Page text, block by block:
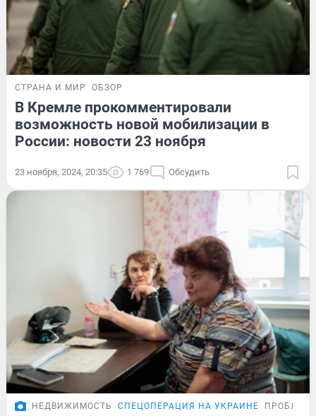
СТРАНА И МИР ОБЗОР
В Кремле прокомментировали
возможность новой мобилизации в
России: новости 23 ноября
23 ноября, 2024, 20:35 1 769 Обсудить
НЕДВИЖИМОСТЬ СПЕЦОПЕРАЦИЯ НА УКРАИНЕ ПРОБЛЕМА